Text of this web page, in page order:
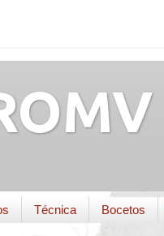
Técnica Bocetos